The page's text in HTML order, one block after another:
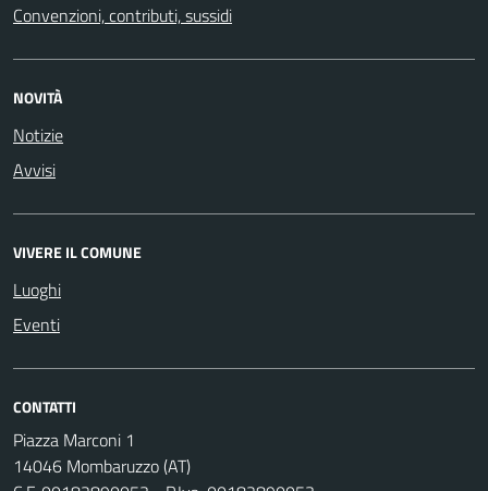
Convenzioni, contributi, sussidi
NOVITÀ
Notizie
Avvisi
VIVERE IL COMUNE
Luoghi
Eventi
CONTATTI
Piazza Marconi 1
14046 Mombaruzzo (AT)